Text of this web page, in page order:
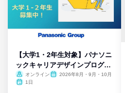
【大学1・2年生対象】パナソニ
ックキャリアデザインプログラ
ム
オンライン
2026年8月・9月・10月
1日